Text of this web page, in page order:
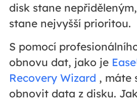
disk stane
stane nejvyšší prioritou.
S pomocí
obnovu dat, jako je
Recovery Wizard , máte
obnovit data z disku.